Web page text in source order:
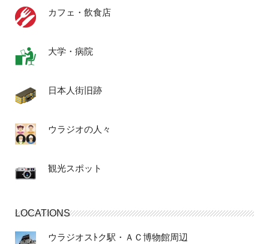
カフェ・飲食店
大学・病院
日本人街旧跡
ウラジオの人々
観光スポット
LOCATIONS
ウラジオスﾄク駅・ＡＣ博物館周辺